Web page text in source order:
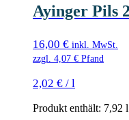
Ayinger Pils
16,00 € inkl. MwSt.
zzgl. 4,07 € Pfand
2,02 € / l
Produkt enthält: 7,92 l